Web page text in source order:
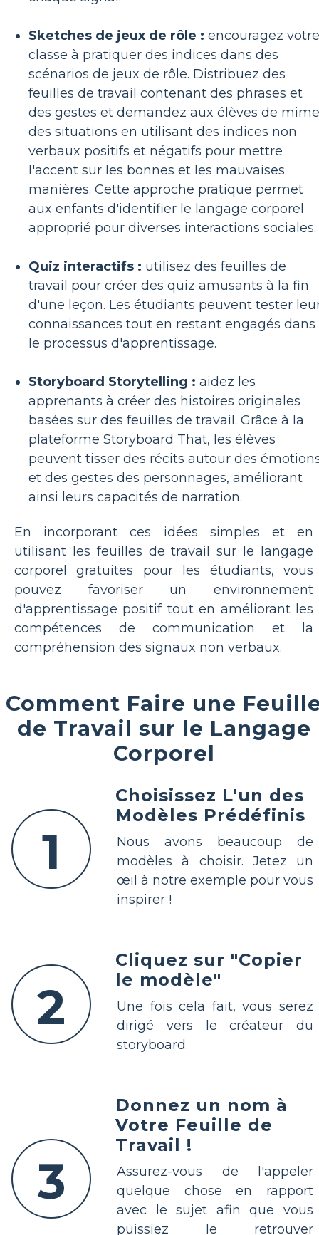
Sketches de jeux de rôle : encouragez votre
classe à pratiquer des indices dans des
scénarios de jeux de rôle. Distribuez des
feuilles de travail contenant des phrases et
des gestes et demandez aux élèves de
des situations en utilisant des indices non
verbaux positifs et négatifs pour mettre
l'accent sur les bonnes et les mauvaises
manières. Cette approche pratique permet
aux enfants d'identifier le langage corporel
approprié pour diverses interactions sociales.
Quiz interactifs : utilisez des feuilles de
travail pour créer des quiz amusants à la fin
d'une leçon. Les étudiants peuvent tester
connaissances tout en restant engagés dans
le processus d'apprentissage.
Storyboard Storytelling : aidez les
apprenants à créer des histoires originales
basées sur des feuilles de travail. Grâce à la
plateforme Storyboard That, les élèves
peuvent tisser des récits autour des
et des gestes des personnages, améliorant
ainsi leurs capacités de narration.
En incorporant ces idées simples et en
utilisant les feuilles de travail sur le langage
corporel gratuites pour les étudiants, vous
pouvez favoriser un environnement
d'apprentissage positif tout en améliorant les
compétences de communication et la
compréhension des signaux non verbaux.
Comment Faire une
de Travail sur le Langage
Corporel
1
Choisissez L'un des
Modèles Prédéfinis
Nous avons beaucoup de
modèles à choisir. Jetez un
œil à notre exemple pour vous
inspirer !
2
Cliquez sur "Copier
le modèle"
Une fois cela fait, vous serez
dirigé vers le créateur du
storyboard.
3
Donnez un nom à
Votre Feuille de
Travail !
Assurez-vous de l'appeler
quelque chose en rapport
avec le sujet afin que vous
puissiez le retrouver